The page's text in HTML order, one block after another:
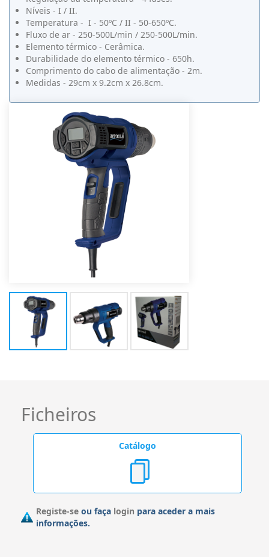
Níveis - I / II.
Temperatura - I - 50ºC / II - 50-650ºC.
Fluxo de ar - 250-500L/min / 250-500L/min.
Elemento térmico - Cerâmica.
Durabilidade do elemento térmico - 650h.
Comprimento do cabo de alimentação - 2m.
Medidas - 29cm x 9.2cm x 26.8cm.
Ficheiros
Catálogo
Registe-se ou faça login para aceder a mais
informações.